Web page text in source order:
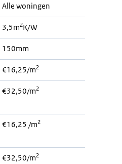
Alle woningen
3,5m2K/W
150mm
€16,25/m2
€32,50/m2
€16,25 /m2
€32,50/m2